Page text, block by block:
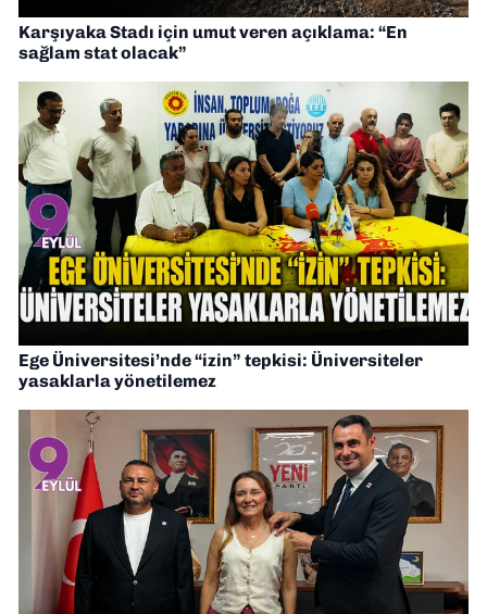
Karşıyaka Stadı için umut veren açıklama: “En
sağlam stat olacak”
Ege Üniversitesi’nde “izin” tepkisi: Üniversiteler
yasaklarla yönetilemez